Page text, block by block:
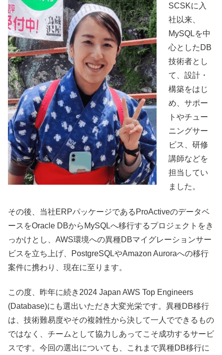
SCSKに入
社以来、
MySQLを中
心としたDB
技術者とし
て、設計・
構築をはじ
め、サポー
トやチュー
ニングサー
ビス、研修
講師などを
担当してい
ました。
その後、当社ERPパッケージであるProActiveのデータベ
ースをOracle DBからMySQLへ移行するプロジェクトをき
っかけとし、AWS環境への異種DBマイグレーションサー
ビスを立ち上げ、PostgreSQLやAmazon Auroraへの移行
案件に携わり、現在に至ります。
この度、昨年に続き2024 Japan AWS Top Engineers
(Database)にも選出いただき大変光栄です。異種DB移行
は、技術難易度やその複雑性から決して一人でできるもの
ではなく、チームとして協力しあってこそ成功するサービ
スです。今回の選出についても、これまで異種DB移行に